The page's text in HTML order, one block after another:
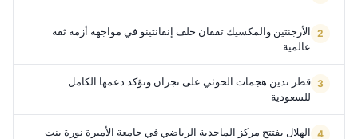
الأرجنتين والمكسيك تقفان خلف إنفانتينو في مواجهة أزمة ثقة
عالمية
قطر تدين هجمات الحوثي على نجران وتؤكد دعمها الكامل
للسعودية
الهلال يفتتح مركز الماجدية الرياضي في جامعة الأميرة نورة بنت